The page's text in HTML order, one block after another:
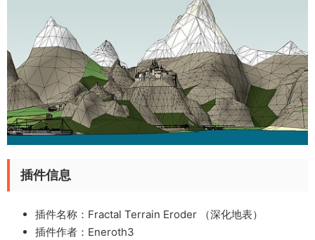
插件信息
插件名称：Fractal Terrain Eroder （深化地表）
插件作者：Eneroth3